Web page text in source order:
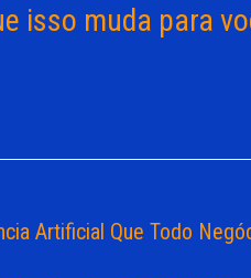
isso muda para